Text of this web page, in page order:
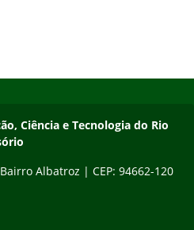
Ciência e Tecnologia do Rio
Ciência e Tecnologia do Rio
Albatroz | CEP: 94662-120